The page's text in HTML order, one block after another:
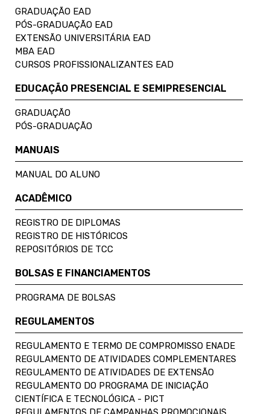
GRADUAÇÃO EAD
PÓS-GRADUAÇÃO EAD
EXTENSÃO UNIVERSITÁRIA EAD
MBA EAD
CURSOS PROFISSIONALIZANTES EAD
EDUCAÇÃO PRESENCIAL E SEMIPRESENCIAL
GRADUAÇÃO
PÓS-GRADUAÇÃO
MANUAIS
MANUAL DO ALUNO
ACADÊMICO
REGISTRO DE DIPLOMAS
REGISTRO DE HISTÓRICOS
REPOSITÓRIOS DE TCC
BOLSAS E FINANCIAMENTOS
PROGRAMA DE BOLSAS
REGULAMENTOS
REGULAMENTO E TERMO DE COMPROMISSO ENADE
REGULAMENTO DE ATIVIDADES COMPLEMENTARES
REGULAMENTO DE ATIVIDADES DE EXTENSÃO
REGULAMENTO DO PROGRAMA DE INICIAÇÃO
CIENTÍFICA E TECNOLÓGICA - PICT